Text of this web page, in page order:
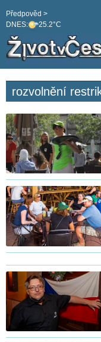
DNES: 25.2°C
Předpověd >
rozvolnění